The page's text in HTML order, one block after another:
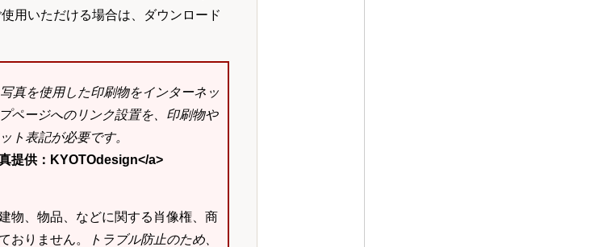
用いただける場合は、ダウンロード
真を使用した印刷物をインターネッ
ページへのリンク設置を、印刷物や
ト表記が必要です。
提供：KYOTOdesign</a>
物、物品、などに関する肖像権、商
おりません。
トラブル防止のため、